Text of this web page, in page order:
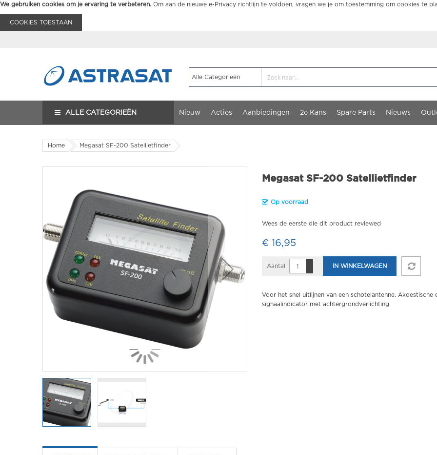
We gebruiken cookies om je ervaring te verbeteren. Om aan de nieuwe e-Privacy richtlijn te voldoen, vragen we je om toestemming om cookies te
COOKIES TOESTAAN
ALLE CATEGORIEËN Nieuw Acties Aanbiedingen 2e Kans Spare Parts Nieuws
Home Megasat SF-200 Satellietfinder
Megasat SF-200 Satellietfinder
Op voorraad
Wees de eerste die dit product reviewed
€ 16,95
Aantal IN WINKELWAGEN
Voor het snel uitlijnen van een schotelantenne. Akoestische
signaalindicator met achtergrondverlichting